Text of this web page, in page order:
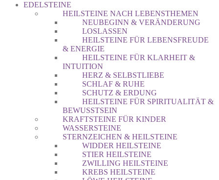
EDELSTEINE
HEILSTEINE NACH LEBENSTHEMEN
NEUBEGINN & VERÄNDERUNG
LOSLASSEN
HEILSTEINE FÜR LEBENSFREUDE
& ENERGIE
HEILSTEINE FÜR KLARHEIT &
INTUITION
HERZ & SELBSTLIEBE
SCHLAF & RUHE
SCHUTZ & ERDUNG
HEILSTEINE FÜR SPIRITUALITÄT &
BEWUSSTSEIN
KRAFTSTEINE FÜR KINDER
WASSERSTEINE
STERNZEICHEN & HEILSTEINE
WIDDER HEILSTEINE
STIER HEILSTEINE
ZWILLING HEILSTEINE
KREBS HEILSTEINE